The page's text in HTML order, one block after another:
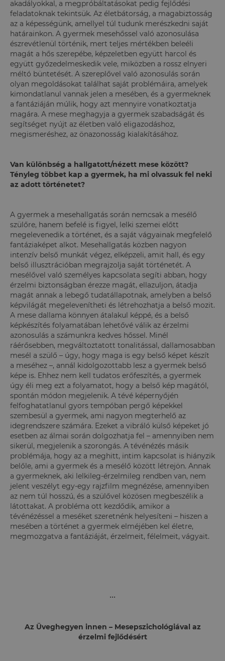
akadályokkal, a megpróbáltatásokat pedig fejlődési
feladatoknak tekintsük. Az életbátorság, a magabiztosság
az a képességünk, amellyel túl tudunk merészkedni saját
határainkon. A gyermek mesehőssel való azonosulása
észrevétlenül történik, mert teljes mértékben beleéli
magát a hős szerepébe, képzeletben együtt harcol és
együtt győzedelmeskedik vele, miközben a rossz elnyeri
méltó büntetését. A szereplővel való azonosulás során
olyan megoldásokat találhat saját problémáira, amelyek
kimondatlanul vannak jelen a mesében, és a gyermeknek
a fantáziáján múlik, hogy azt mennyire vonatkoztatja
magára. A mese meghagyja a gyermek szabadságát és
segítséget nyújt az életben való eligazodáshoz,
megismeréshez, az önazonosság kialakításához.
Van különbség a hallgatott/nézett mese között?
Tényleg többet kap a gyermek, ha mi olvassuk fel neki
az adott történetet?
A gyermek a mesehallgatás során nemcsak a mesélő
szülőre, hanem befelé is figyel, lelki szemei előtt
megelevenedik a történet, és a saját vágyainak megfelelő
fantáziaképet alkot. Mesehallgatás közben nagyon
intenzív belső munkát végez, elképzeli, amit hall, és egy
belső illusztrációban megrajzolja saját történetét. A
mesélővel való személyes kapcsolata segíti abban, hogy
érzelmi biztonságban érezze magát, ellazuljon, átadja
magát annak a lebegő tudatállapotnak, amelyben a belső
képvilágát megelevenítheti és létrehozhatja a belső mozit.‎
A mese dallama könnyen átalakul képpé, és a belső
képkészítés folyamatában lehetővé válik az érzelmi
azonosulás a számunkra kedves hőssel. Minél
ráérősebben, megváltoztatott tonalitással, dallamosabban
mesél a szülő – úgy, hogy maga is egy belső képet készít
a meséhez –, annál kidolgozottabb lesz a gyermek belső
képe is. Ehhez nem kell tudatos erőfeszítés, a gyermek
úgy éli meg ezt a folyamatot, hogy a belső kép magától,
spontán módon megjelenik. A tévé képernyőjén
felfoghatatlanul gyors tempóban pergő képekkel
szembesül a gyermek, ami nagyon megterhelő az
idegrendszere számára. Ezeket a vibráló külső képeket jó
esetben az álmai során dolgozhatja fel – amennyiben nem
sikerül, megjelenik a szorongás. A tévénézés másik
problémája, hogy az a meghitt, intim kapcsolat is hiányzik
belőle, ami a gyermek és a mesélő között létrejön. Annak
a gyermeknek, aki lelkileg-érzelmileg rendben van, nem
jelent veszélyt egy-egy rajzfilm megnézése, amennyiben
az nem túl hosszú, és a szülővel közösen megbeszélik a
látottakat. A probléma ott kezdődik, amikor a
tévénézéssel a meséket szeretnénk helyesíteni – hiszen a
mesében a történet a gyermek elméjében kel életre,
megmozgatva a fantáziáját, érzelmeit, félelmeit, vágyait.
•••
Az Üveghegyen innen – Mesepszichológiával az
érzelmi fejlődésért